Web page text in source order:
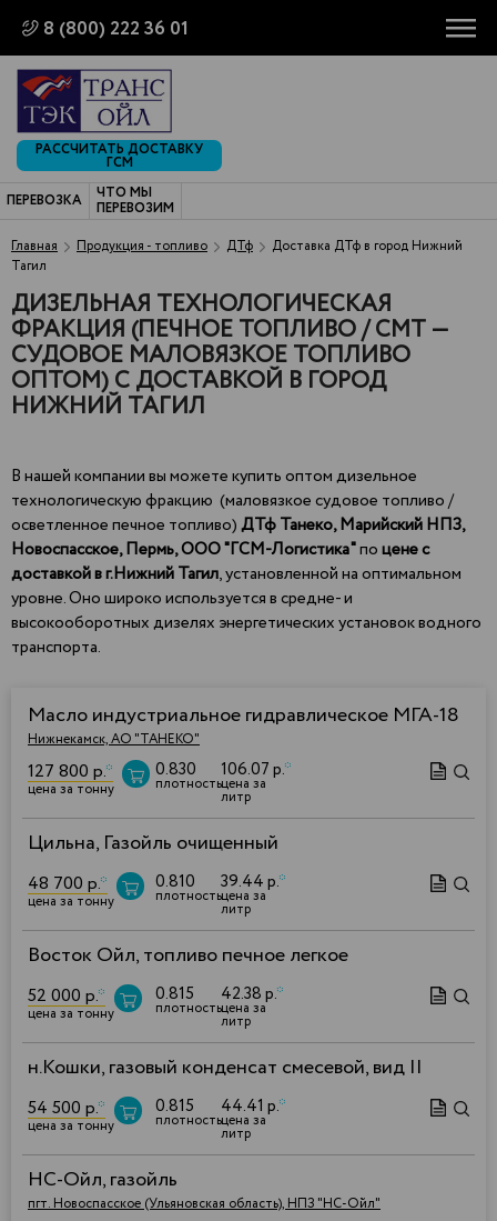
8 (800) 222 36 01
РАССЧИТАТЬ ДОСТАВКУ
ГСМ
ПЕРЕВОЗКА
ЧТО МЫ
ПЕРЕВОЗИМ
Главная
Продукция - топливо ДТф
Доставка ДТф в город Нижний
Тагил
ДИЗЕЛЬНАЯ ТЕХНОЛОГИЧЕСКАЯ
ФРАКЦИЯ (ПЕЧНОЕ ТОПЛИВО / СМТ —
СУДОВОЕ МАЛОВЯЗКОЕ ТОПЛИВО
ОПТОМ) С ДОСТАВКОЙ В ГОРОД
НИЖНИЙ ТАГИЛ
В нашей компании вы можете купить оптом дизельное
технологическую фракцию (маловязкое судовое топливо /
осветленное печное топливо)ДТф Танеко,Марийский НПЗ,
Новоспасское, Пермь, ООО "ГСМ-Логистика"поцене с
доставкой в г.Нижний Тагил, установленной на оптимальном
уровне. Оно широко используется в средне- и
высокооборотных дизелях энергетических установок водного
транспорта.
Масло индустриальное гидравлическое МГА-18
Нижнекамск, АО "ТАНЕКО"
127 800 р.*
цена за тонну
0.830
плотность
106.07 р.*
цена за
литр
Цильна, Газойль очищенный
48 700 р.*
цена за тонну
0.810
плотность
39.44 р.*
цена за
литр
Восток Ойл, топливо печное легкое
52 000 р.*
цена за тонну
0.815
плотность
42.38 р.*
цена за
литр
н.Кошки, газовый конденсат смесевой, вид II
54 500 р.*
цена за тонну
0.815
плотность
44.41 р.*
цена за
литр
НС-Ойл, газойль
пгт. Новоспасское (Ульяновская область), НПЗ "НС-Ойл"